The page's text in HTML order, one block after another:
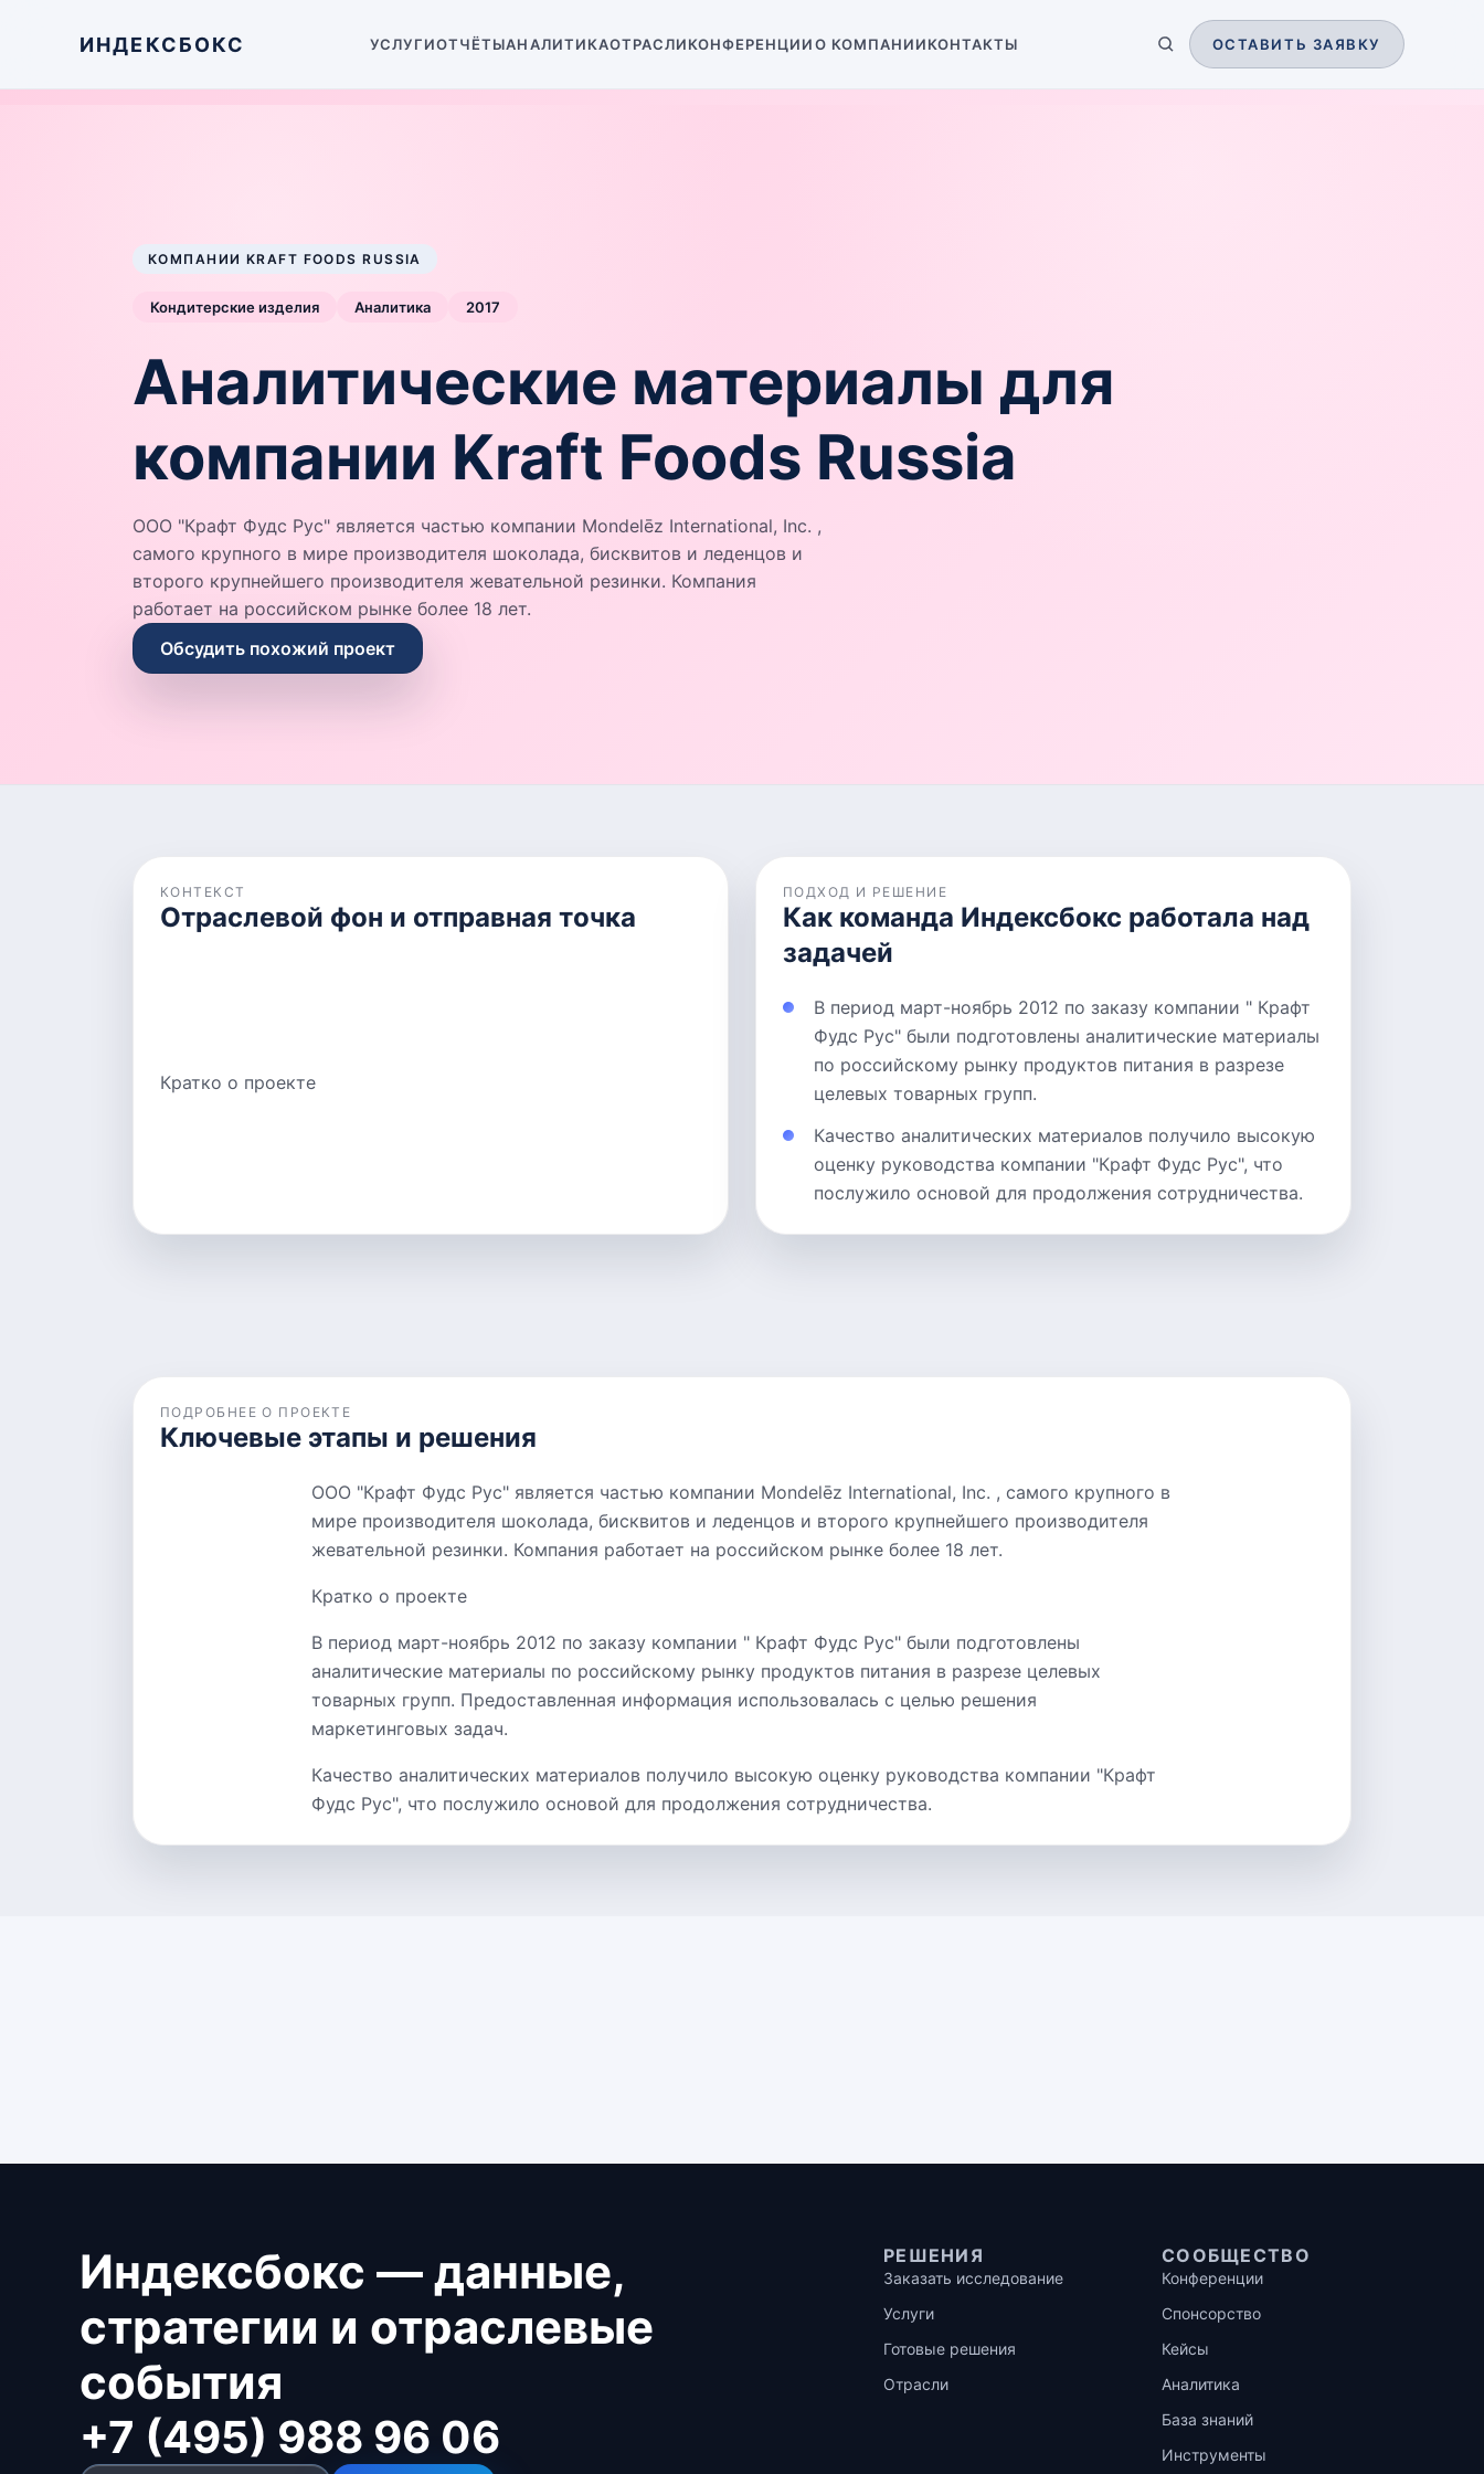
ИНДЕКСБОКС УСЛУГИОТЧЁТЫАНАЛИТИКАОТРАСЛИКОНФЕРЕНЦИИО КОМПАНИИКОНТАКТЫ ОСТАВИТЬ ЗАЯВКУ
КОМПАНИИ KRAFT FOODS RUSSIA
Кондитерские изделия Аналитика 2017
Аналитические материалы для
компании Kraft Foods Russia
ООО "Крафт Фудс Рус" является частью компании Mondelēz International, Inc. ,
самого крупного в мире производителя шоколада, бисквитов и леденцов и
второго крупнейшего производителя жевательной резинки. Компания
работает на российском рынке более 18 лет.
Обсудить похожий проект
КОНТЕКСТ
Отраслевой фон и отправная точка
Кратко о проекте
ПОДХОД И РЕШЕНИЕ
Как команда Индексбокс работала над
задачей
В период март-ноябрь 2012 по заказу компании " Крафт
Фудс Рус" были подготовлены аналитические материалы
по российскому рынку продуктов питания в разрезе
целевых товарных групп.
Качество аналитических материалов получило высокую
оценку руководства компании "Крафт Фудс Рус", что
послужило основой для продолжения сотрудничества.
ПОДРОБНЕЕ О ПРОЕКТЕ
Ключевые этапы и решения
ООО "Крафт Фудс Рус" является частью компании Mondelēz International, Inc. , самого крупного в
мире производителя шоколада, бисквитов и леденцов и второго крупнейшего производителя
жевательной резинки. Компания работает на российском рынке более 18 лет.
Кратко о проекте
В период март-ноябрь 2012 по заказу компании " Крафт Фудс Рус" были подготовлены
аналитические материалы по российскому рынку продуктов питания в разрезе целевых
товарных групп. Предоставленная информация использовалась с целью решения
маркетинговых задач.
Качество аналитических материалов получило высокую оценку руководства компании "Крафт
Фудс Рус", что послужило основой для продолжения сотрудничества.
Индексбокс — данные,
стратегии и отраслевые
события
+7 (495) 988 96 06
РЕШЕНИЯ
Заказать исследование
Услуги
Готовые решения
Отрасли
СООБЩЕСТВО
Конференции
Спонсорство
Кейсы
Аналитика
База знаний
Инструменты